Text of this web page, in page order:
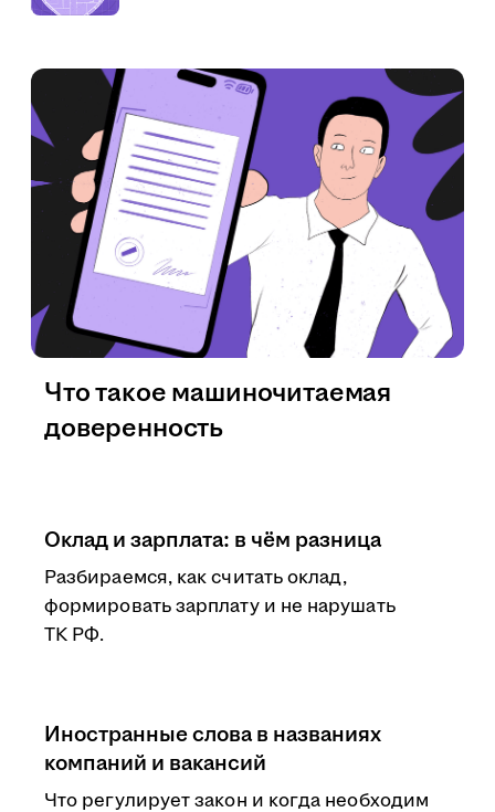
Оклад и зарплата: в чём разница
Разбираемся, как считать оклад,
формировать зарплату и не нарушать
ТК РФ.
Иностранные слова в названиях
компаний и вакансий
Что регулирует закон и когда необходим
Что такое машиночитаемая
доверенность